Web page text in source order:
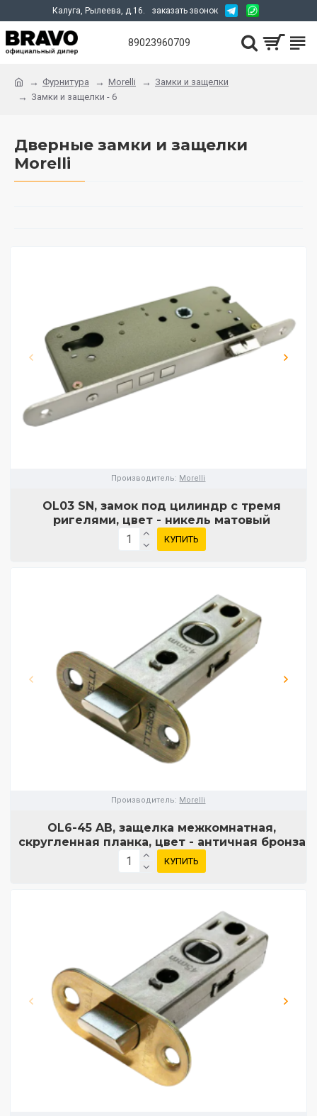
Калуга, Рылеева, д.16. заказать звонок
89023960709
Фурнитура Morelli
Замки и защелки
Замки и защелки - 6
Дверные замки и защелки
Morelli
Производитель: Morelli
OL03 SN, замок под цилиндр с тремя
ригелями, цвет - никель матовый
КУПИТЬ
Производитель: Morelli
OL6-45 AB, защелка межкомнатная,
скругленная планка, цвет - античная бронза
КУПИТЬ